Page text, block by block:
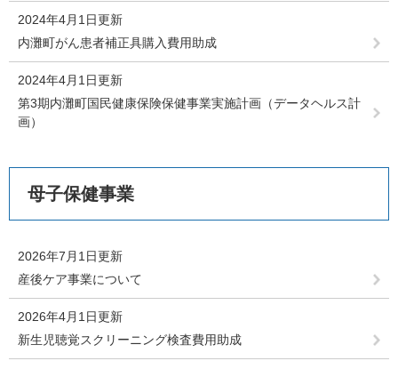
2024年4月1日更新
内灘町がん患者補正具購入費用助成
2024年4月1日更新
第3期内灘町国民健康保険保健事業実施計画（データヘルス計
画）
母子保健事業
2026年7月1日更新
産後ケア事業について
2026年4月1日更新
新生児聴覚スクリーニング検査費用助成